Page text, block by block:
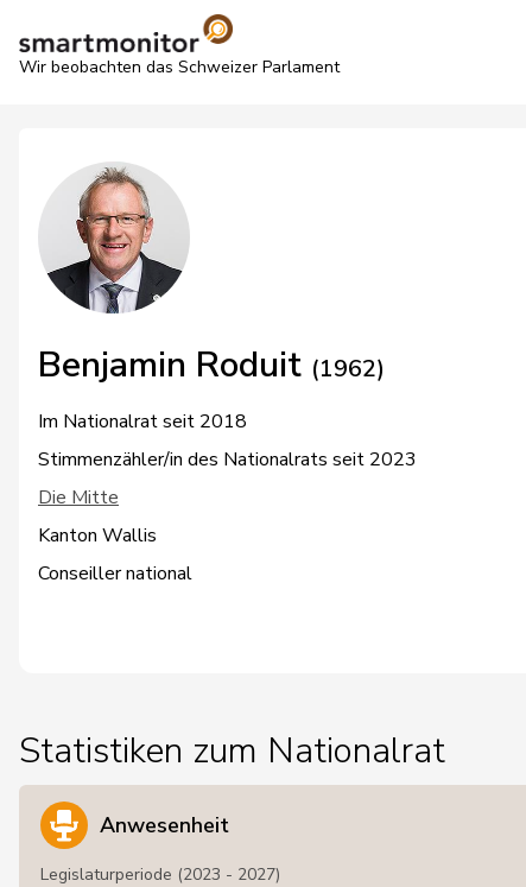
Wir beobachten das Schweizer Parlament
Benjamin Roduit (1962)
Im Nationalrat seit 2018
Stimmenzähler/in des Nationalrats seit 2023
Die Mitte
Kanton Wallis
Conseiller national
Statistiken zum Nationalrat
Anwesenheit
Legislaturperiode (2023 - 2027)